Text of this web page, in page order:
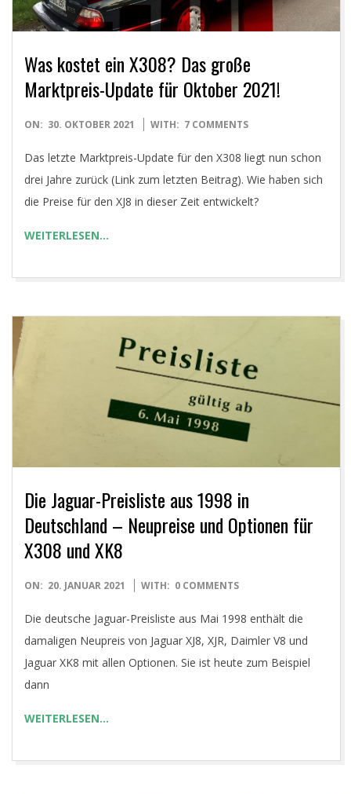
Was kostet ein X308? Das große
Marktpreis-Update für Oktober 2021!
2021-
ON: 30. OKTOBER 2021 WITH: 7 COMMENTS
Das letzte Marktpreis-Update für den X308 liegt nun schon
drei Jahre zurück (Link zum letzten Beitrag). Wie haben sich
die Preise für den XJ8 in dieser Zeit entwickelt?
WEITERLESEN…
Die Jaguar-Preisliste aus 1998 in
Deutschland – Neupreise und Optionen für
X308 und XK8
2021-
20
ON: 20. JANUAR 2021 WITH: 0 COMMENTS
Die deutsche Jaguar-Preisliste aus Mai 1998 enthält die
damaligen Neupreis von Jaguar XJ8, XJR, Daimler V8 und
Jaguar XK8 mit allen Optionen. Sie ist heute zum Beispiel
dann
WEITERLESEN…